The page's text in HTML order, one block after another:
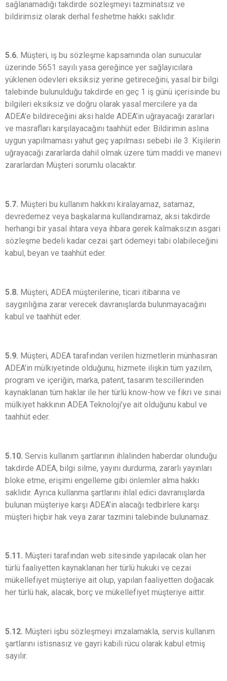
sağlanamadığı takdirde sözleşmeyi tazminatsız ve
bildirimsiz olarak derhal feshetme hakkı saklıdır.
5.6. Müşteri, iş bu sözleşme kapsamında olan sunucular
üzerinde 5651 sayılı yasa gereğince yer sağlayıcılara
yüklenen ödevleri eksiksiz yerine getireceğini, yasal bir bilgi
talebinde bulunulduğu takdirde en geç 1 iş günü içerisinde bu
bilgileri eksiksiz ve doğru olarak yasal mercilere ya da
ADEA’e bildireceğini aksi halde ADEA’in uğrayacağı zararları
ve masrafları karşılayacağını taahhüt eder. Bildirimin aslına
uygun yapılmaması yahut geç yapılması sebebi ile 3. Kişilerin
uğrayacağı zararlarda dahil olmak üzere tüm maddi ve manevi
zararlardan Müşteri sorumlu olacaktır.
5.7. Müşteri bu kullanım hakkını kiralayamaz, satamaz,
devredemez veya başkalarına kullandıramaz, aksi takdirde
herhangi bir yasal ihtara veya ihbara gerek kalmaksızın asgari
sözleşme bedeli kadar cezai şart ödemeyi tabi olabileceğini
kabul, beyan ve taahhüt eder.
5.8. Müşteri, ADEA müşterilerine, ticari itibarına ve
saygınlığına zarar verecek davranışlarda bulunmayacağını
kabul ve taahhüt eder.
5.9. Müşteri, ADEA tarafından verilen hizmetlerin münhasıran
ADEA’in mülkiyetinde olduğunu, hizmete ilişkin tüm yazılım,
program ve içeriğin, marka, patent, tasarım tescillerinden
kaynaklanan tüm haklar ile her türlü know-how ve fikri ve sınai
mülkiyet hakkının ADEA Teknoloji’ye ait olduğunu kabul ve
taahhüt eder.
5.10. Servis kullanım şartlarının ihlalinden haberdar olunduğu
takdirde ADEA, bilgi silme, yayını durdurma, zararlı yayınları
bloke etme, erişimi engelleme gibi önlemler alma hakkı
saklıdır. Ayrıca kullanma şartlarını ihlal edici davranışlarda
bulunan müşteriye karşı ADEA’in alacağı tedbirlere karşı
müşteri hiçbir hak veya zarar tazmini talebinde bulunamaz.
5.11. Müşteri tarafından web sitesinde yapılacak olan her
türlü faaliyetten kaynaklanan her türlü hukuki ve cezai
mükellefiyet müşteriye ait olup, yapılan faaliyetten doğacak
her türlü hak, alacak, borç ve mükellefiyet müşteriye aittir.
5.12. Müşteri işbu sözleşmeyi imzalamakla, servis kullanım
şartlarını istisnasız ve gayri kabili rücu olarak kabul etmiş
sayılır.